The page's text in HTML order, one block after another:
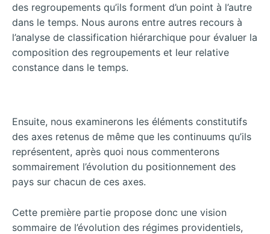
des regroupements qu’ils forment d’un point à l’autre
dans le temps. Nous aurons entre autres recours à
l’analyse de classification hiérarchique pour évaluer la
composition des regroupements et leur relative
constance dans le temps.
Ensuite, nous examinerons les éléments constitutifs
des axes retenus de même que les continuums qu’ils
représentent, après quoi nous commenterons
sommairement l’évolution du positionnement des
pays sur chacun de ces axes.
Cette première partie propose donc une vision
sommaire de l’évolution des régimes providentiels,